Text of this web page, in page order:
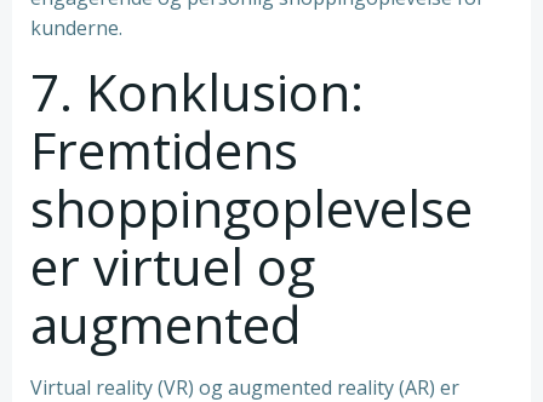
kunderne.
7. Konklusion:
Fremtidens
shoppingoplevelse
er virtuel og
augmented
Virtual reality (VR) og augmented reality (AR) er